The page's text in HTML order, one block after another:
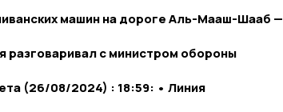
машин на дороге Аль-Мааш-Шааб —
с министром обороны
(26/08/2024) : 18:59: • Линия